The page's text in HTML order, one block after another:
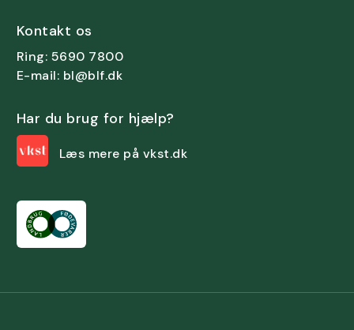
Kontakt os
Ring: 5690 7800
E-mail: bl@blf.dk
Har du brug for hjælp?
Læs mere på vkst.dk